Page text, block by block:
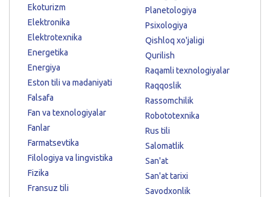
Ekoturizm
Elektronika
Elektrotexnika
Energetika
Energiya
Eston tili va madaniyati
Falsafa
Fan va texnologiyalar
Fanlar
Farmatsevtika
Filologiya va lingvistika
Fizika
Fransuz tili
Planetologiya
Psixologiya
Qishloq xo'jaligi
Qurilish
Raqamli texnologiyalar
Raqqoslik
Rassomchilik
Robototexnika
Rus tili
Salomatlik
San'at
San'at tarixi
Savodxonlik